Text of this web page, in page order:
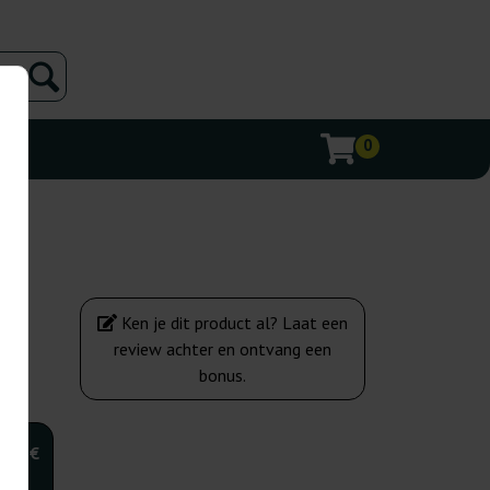
0
€
Ken je dit product al? Laat een
review achter en ontvang een
bonus.